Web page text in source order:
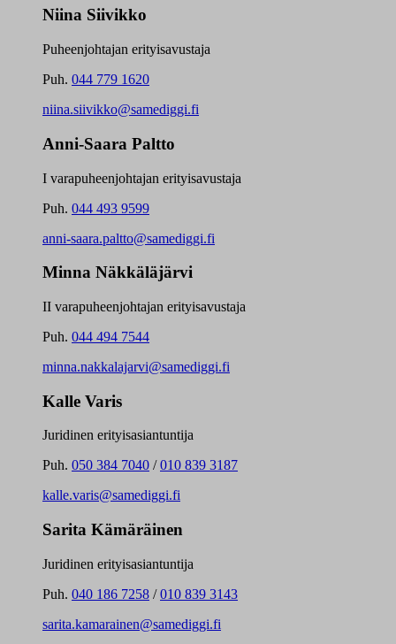
Niina Siivikko
Puheenjohtajan erityisavustaja
Puh. 044 779 1620
niina.siivikko@samediggi.fi
Anni-Saara Paltto
I varapuheenjohtajan erityisavustaja
Puh. 044 493 9599
anni-saara.paltto@samediggi.fi
Minna Näkkäläjärvi
II varapuheenjohtajan erityisavustaja
Puh. 044 494 7544
minna.nakkalajarvi@samediggi.fi
Kalle Varis
Juridinen erityisasiantuntija
Puh. 050 384 7040 /010 839 3187
kalle.varis@samediggi.fi
Sarita Kämäräinen
Juridinen erityisasiantuntija
Puh. 040 186 7258 /010 839 3143
sarita.kamarainen@samediggi.fi